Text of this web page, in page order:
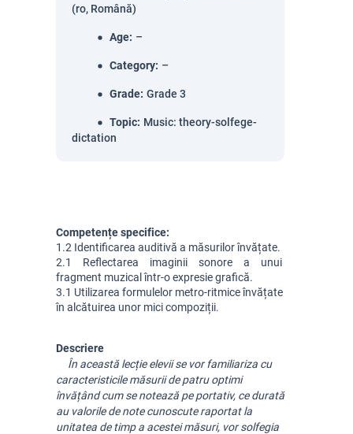
(ro, Română)
Age: –
Category: –
Grade: Grade 3
Topic: Music: theory-solfege-
dictation
Competențe specifice:
1.2 Identificarea auditivă a măsurilor învățate.
2.1 Reflectarea imaginii sonore a unui
fragment muzical într-o expresie grafică.
3.1 Utilizarea formulelor metro-ritmice învățate
în alcătuirea unor mici compoziții.
Descriere
În această lecție elevii se vor familiariza cu
caracteristicile măsurii de patru optimi
învățând cum se notează pe portativ, ce durată
au valorile de note cunoscute raportat la
unitatea de timp a acestei măsuri, vor solfegia